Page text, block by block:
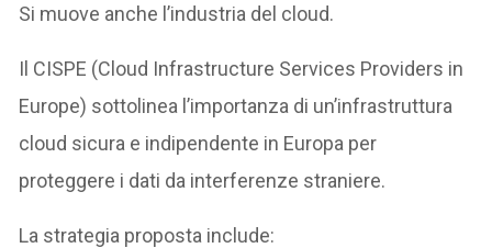
Si muove anche l’industria del cloud.
Il CISPE (Cloud Infrastructure Services Providers in
Europe) sottolinea l’importanza di un’infrastruttura
cloud sicura e indipendente in Europa per
proteggere i dati da interferenze straniere.
La strategia proposta include: